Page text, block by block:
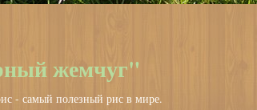
жемчуг"
- самый полезный рис в мире.